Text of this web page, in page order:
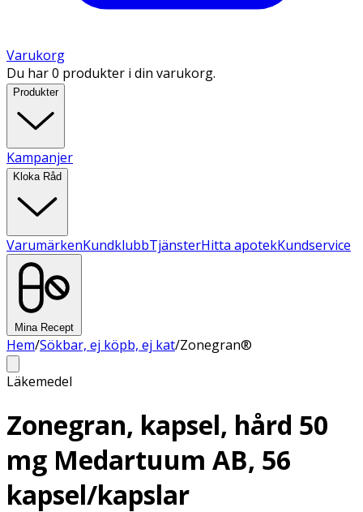
Varukorg
Du har 0 produkter i din varukorg.
Produkter
Kampanjer
Kloka Råd
VarumärkenKundklubbTjänsterHitta apotekKundservice
Mina Recept
Hem/Sökbar, ej köpb, ej kat/Zonegran®
Läkemedel
Zonegran, kapsel, hård 50
mg Medartuum AB, 56
kapsel/kapslar